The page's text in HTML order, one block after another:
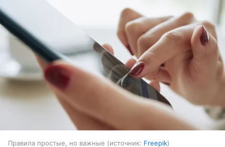
Правила простые, но важные источник: Freepik